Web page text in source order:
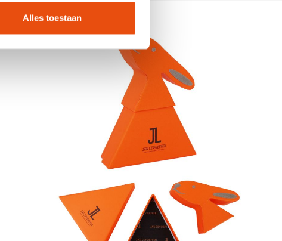
Alles toestaan